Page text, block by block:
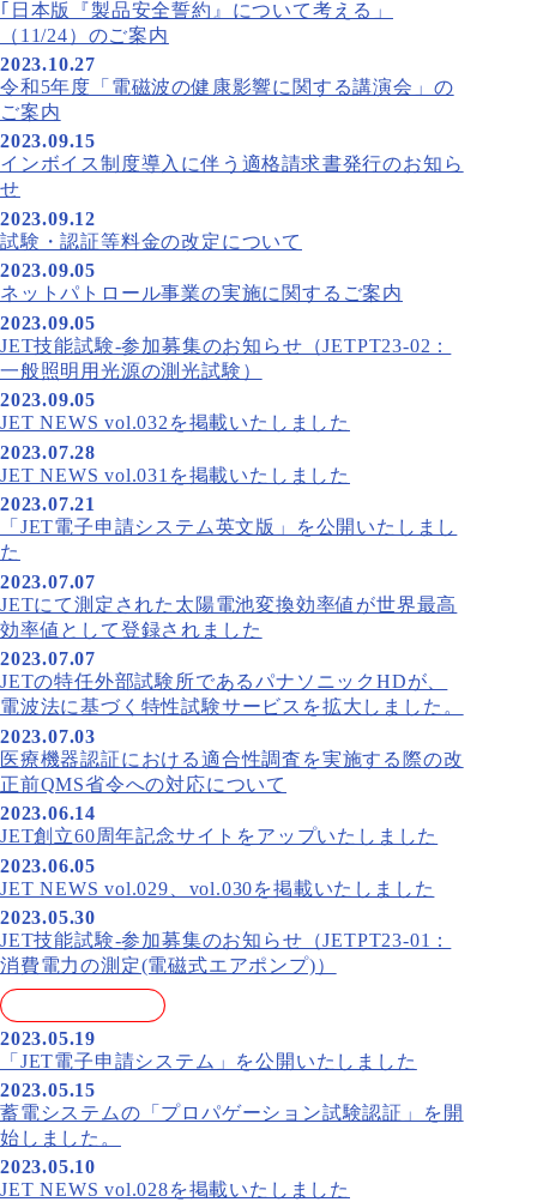
｢日本版『製品安全誓約』について考える」
（11/24）のご案内
2023.10.27
令和5年度「電磁波の健康影響に関する講演会」の
ご案内
2023.09.15
インボイス制度導入に伴う適格請求書発行のお知ら
せ
2023.09.12
試験・認証等料金の改定について
2023.09.05
ネットパトロール事業の実施に関するご案内
2023.09.05
JET技能試験-参加募集のお知らせ（JETPT23-02：
一般照明用光源の測光試験）
2023.09.05
JET NEWS vol.032を掲載いたしました
2023.07.28
JET NEWS vol.031を掲載いたしました
2023.07.21
「JET電子申請システム英文版」を公開いたしまし
た
2023.07.07
JETにて測定された太陽電池変換効率値が世界最高
効率値として登録されました
2023.07.07
JETの特任外部試験所であるパナソニックHDが、
電波法に基づく特性試験サービスを拡大しました。
2023.07.03
医療機器認証における適合性調査を実施する際の改
正前QMS省令への対応について
2023.06.14
JET創立60周年記念サイトをアップいたしました
2023.06.05
JET NEWS vol.029、vol.030を掲載いたしました
2023.05.30
JET技能試験-参加募集のお知らせ（JETPT23-01：
消費電力の測定(電磁式エアポンプ)）
2023.05.19
「JET電子申請システム」を公開いたしました
2023.05.15
蓄電システムの「プロパゲーション試験認証」を開
始しました。
2023.05.10
JET NEWS vol.028を掲載いたしました